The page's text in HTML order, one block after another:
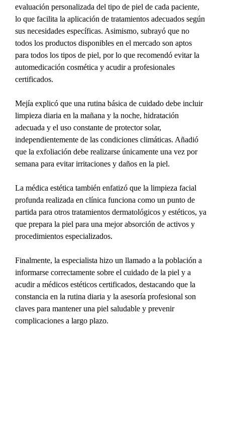
evaluación personalizada del tipo de piel de cada paciente,
lo que facilita la aplicación de tratamientos adecuados según
sus necesidades específicas. Asimismo, subrayó que no
todos los productos disponibles en el mercado son aptos
para todos los tipos de piel, por lo que recomendó evitar la
automedicación cosmética y acudir a profesionales
certificados.
Mejía explicó que una rutina básica de cuidado debe incluir
limpieza diaria en la mañana y la noche, hidratación
adecuada y el uso constante de protector solar,
independientemente de las condiciones climáticas. Añadió
que la exfoliación debe realizarse únicamente una vez por
semana para evitar irritaciones y daños en la piel.
La médica estética también enfatizó que la limpieza facial
profunda realizada en clínica funciona como un punto de
partida para otros tratamientos dermatológicos y estéticos, ya
que prepara la piel para una mejor absorción de activos y
procedimientos especializados.
Finalmente, la especialista hizo un llamado a la población a
informarse correctamente sobre el cuidado de la piel y a
acudir a médicos estéticos certificados, destacando que la
constancia en la rutina diaria y la asesoría profesional son
claves para mantener una piel saludable y prevenir
complicaciones a largo plazo.